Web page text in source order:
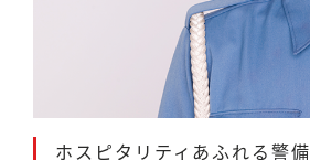
ホスピタリティあふれる警備